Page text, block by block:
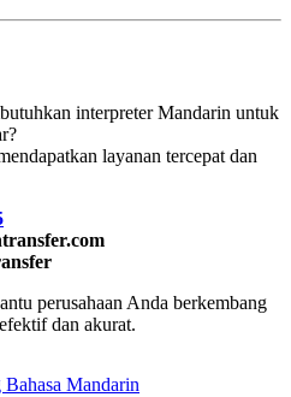
interpreter Mandarin untuk
layanan tercepat dan
perusahaan Anda berkembang
dan akurat.